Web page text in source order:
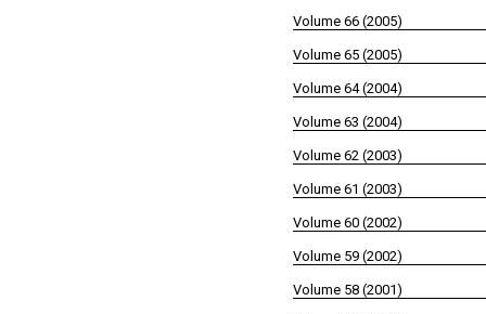
Volume 66 (2005)
Volume 65 (2005)
Volume 64 (2004)
Volume 63 (2004)
Volume 62 (2003)
Volume 61 (2003)
Volume 60 (2002)
Volume 59 (2002)
Volume 58 (2001)